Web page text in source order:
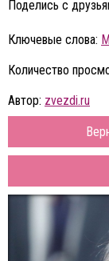
Поделись с
Ключевые слова:
Количество
Автор: zvezdi.ru